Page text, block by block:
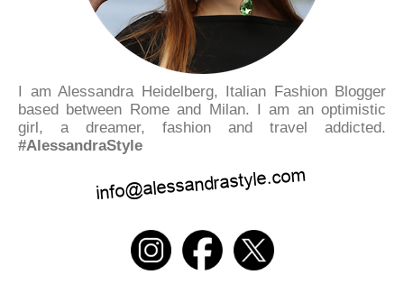
I am Alessandra Heidelberg, Italian Fashion Blogger
based between Rome and Milan. I am an optimistic
girl, a dreamer, fashion and travel addicted.
#AlessandraStyle